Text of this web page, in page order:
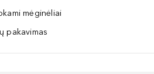
mėginėliai
pakavimas